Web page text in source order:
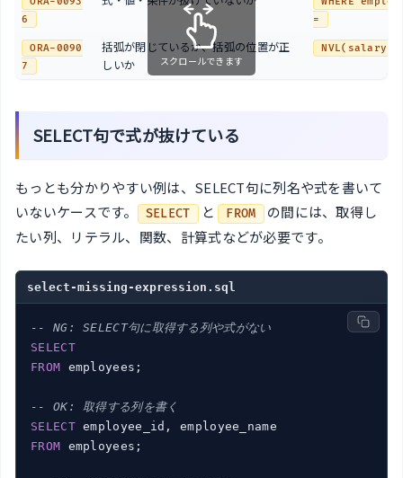
6
=
ORA-0090
7
括弧が閉じているか、括弧の位置が正
しいか
NVL(salary,
スクロールできます
SELECT句で式が抜けている
もっとも分かりやすい例は、SELECT句に列名や式を書いて
いないケースです。
SELECT と FROM
の間には、取得し
たい列、リテラル、関数、計算式などが必要です。
select-missing-expression.sql
-- NG: SELECT句に取得する列や式がない
SELECT
FROM employees;
-- OK: 取得する列を書く
SELECT
FROM employees;